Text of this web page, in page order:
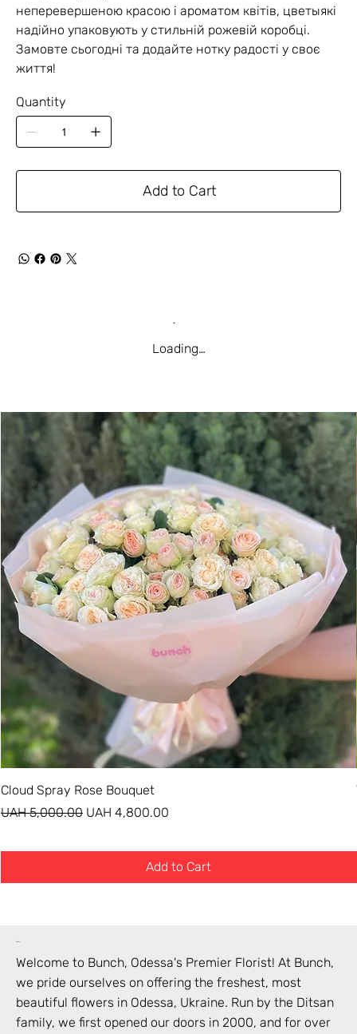
неперевершеною красою і ароматом квітів, цветыякі
надійно упаковують у стильній рожевій коробці.
Замовте сьогодні та додайте нотку радості у своє
життя!
Quantity
Add to Cart
Loading…
Cloud Spray Rose Bouquet
Regular Price
UAH 5,000.00 Sale Price
UAH 4,800.00
Add to Cart
bunch
Welcome to Bunch, Odessa's Premier Florist! At Bunch,
we pride ourselves on offering the freshest, most
beautiful flowers in Odessa, Ukraine. Run by the Ditsan
family, we first opened our doors in 2000, and for over